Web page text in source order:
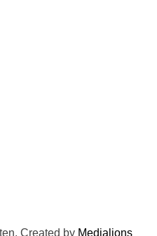
Created by Medialions